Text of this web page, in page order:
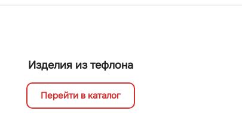
Изделия из тефлона
Перейти в каталог